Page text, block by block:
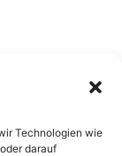
Technologien wie
darauf